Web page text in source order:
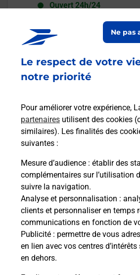
Le respect de votre
notre priorité
Pour améliorer votre expérience,
partenaires utilisent des cookies
similaires). Les finalités des
suivantes :
Mesure d’audience : établir des
complémentaires sur l’utilisation
suivre la navigation.
Analyse et personnalisation :
clients et personnaliser en temps
communications en fonction de
Publicité : permettre de vous
en lien avec vos centres
en dehors.
Ne pas
Ouvert 24h/24
Recherchez un autre
Questions
Quel réseau utilise La
Est-ce que je peux garder
numéro de mobile
Est-ce que je peux
avec La Poste Mobile ?